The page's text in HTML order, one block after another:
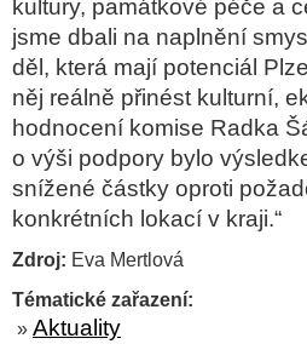
kultury, památkové péče a
jsme dbali na naplnění
děl, která mají potenciál
něj reálně přinést kulturní,
hodnocení komise Radka
o výši podpory bylo
snížené částky oproti
konkrétních lokací v kraji.“
Zdroj: Eva Mertlová
Tématické zařazení:
» Aktuality